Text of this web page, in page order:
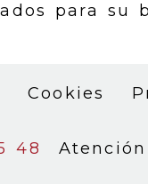
para su
Cookies
48